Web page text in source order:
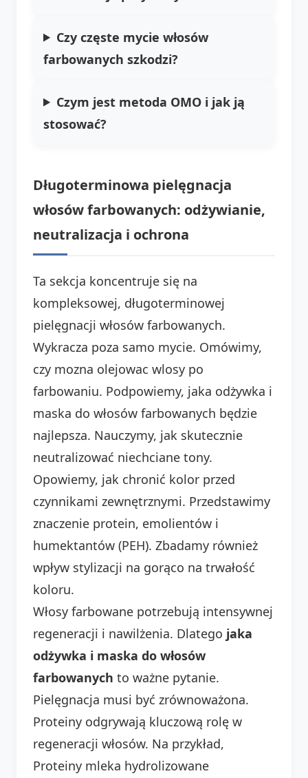
Czy częste mycie włosów
farbowanych szkodzi?
Czym jest metoda OMO i jak ją
stosować?
Długoterminowa pielęgnacja
włosów farbowanych: odżywianie,
neutralizacja i ochrona
Ta sekcja koncentruje się na
kompleksowej, długoterminowej
pielęgnacji włosów farbowanych.
Wykracza poza samo mycie. Omówimy,
czy mozna olejowac wlosy po
farbowaniu. Podpowiemy, jaka odżywka i
maska do włosów farbowanych będzie
najlepsza. Nauczymy, jak skutecznie
neutralizować niechciane tony.
Opowiemy, jak chronić kolor przed
czynnikami zewnętrznymi. Przedstawimy
znaczenie protein, emolientów i
humektantów (PEH). Zbadamy również
wpływ stylizacji na gorąco na trwałość
koloru.
Włosy farbowane potrzebują intensywnej
regeneracji i nawilżenia. Dlatego jaka
odżywka i maska do włosów
farbowanych to ważne pytanie.
Pielęgnacja musi być zrównoważona.
Proteiny odgrywają kluczową rolę w
regeneracji włosów. Na przykład,
Proteiny mleka hydrolizowane